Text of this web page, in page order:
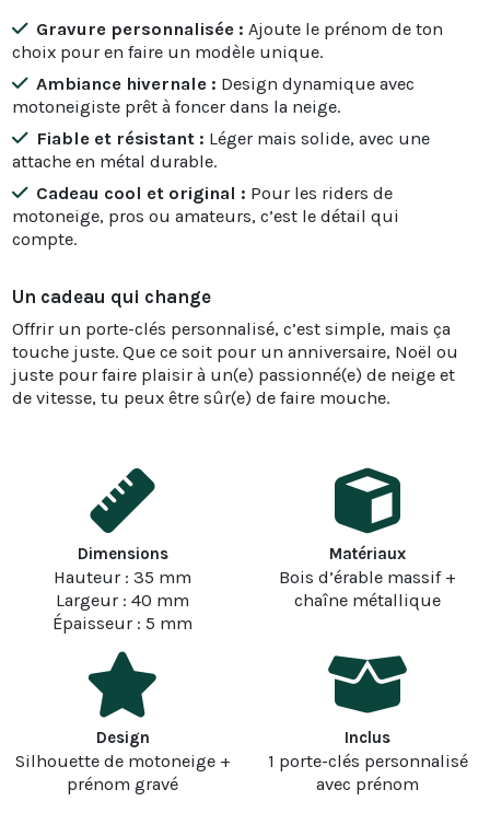
Gravure personnalisée : Ajoute le prénom de ton
choix pour en faire un modèle unique.
Ambiance hivernale : Design dynamique avec
motoneigiste prêt à foncer dans la neige.
Fiable et résistant : Léger mais solide, avec une
attache en métal durable.
Cadeau cool et original : Pour les riders de
motoneige, pros ou amateurs, c’est le détail qui
compte.
Un cadeau qui change
Offrir un porte-clés personnalisé, c’est simple, mais ça
touche juste. Que ce soit pour un anniversaire, Noël ou
juste pour faire plaisir à un(e) passionné(e) de neige et
de vitesse, tu peux être sûr(e) de faire mouche.
Dimensions
Hauteur : 35 mm
Largeur : 40 mm
Épaisseur : 5 mm
Matériaux
Bois d’érable massif +
chaîne métallique
Design
Silhouette de motoneige +
prénom gravé
Inclus
1 porte-clés personnalisé
avec prénom